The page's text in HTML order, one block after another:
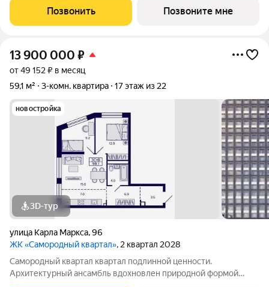
геометрией фасадов. Внутренний двор и места общего
пользования также содержат стилистические
Позвонить Позвоните мне
13 900 000 ₽
от 49 152 ₽ в месяц
59,1 м²
3-комн. квартира 17 этаж из 22
новостройка
3D-тур
улица Карла Маркса,96
ЖК «Самородный квартал», 2 квартал 2028
Самородный квартал квартал подлинной ценности.
Архитектурный ансамбль вдохновлен природной формой